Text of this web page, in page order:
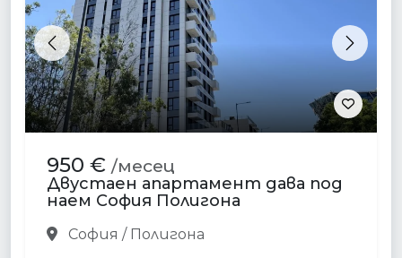
Previous Next
950 € /месец
Двустаен апартамент дава под
наем София Полигона
София / Полигона